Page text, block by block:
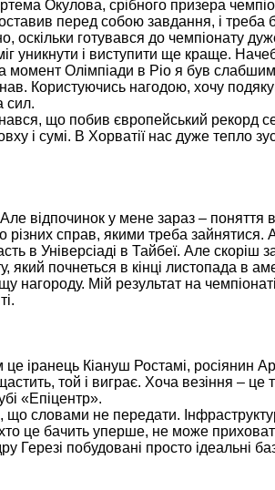
Окулова, срібного призера
перед собою завдання, і треба
готувався до чемпіонату
уникнути і виступити ще краще.
момент Олімпіади в Ріо я був
Користуючись нагодою, хочу
сил.
що побив європейський рекорд
і сумі. В Хорватії нас дуже тепло
відпочинок у мене зараз – поняття
різних справ, якими треба
в Універсіаді в Тайбеї. Але скоріш
який почнеться в кінці листопада в
Мій результат на
іранець Кіануш Ростамі, росіянин
той і виграє. Хоча везіння – це
«Епіцентр».
що словами не передати.
хто це бачить уперше, не може
Герезі побудовані просто ідеальні